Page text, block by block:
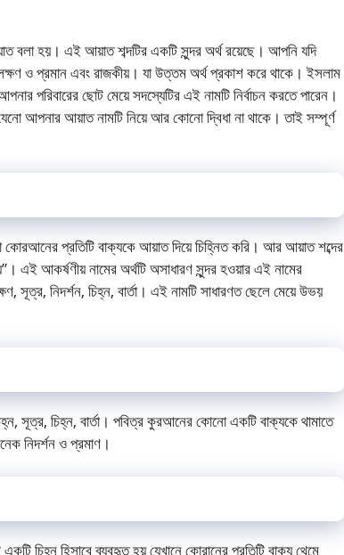
বলা হয়। এই আয়াত শব্দটির একটি সুন্দর অর্থ রয়েছে। আপনি যদি
ও প্রমান এবং রাজকীয়। যা উত্তম অর্থ প্রকাশ করে থাকে। ইসলাম
পরিবারের ছোট মেয়ে সদস্যেটির এই নামটি নির্বাচন করতে পারেন।
আপনার আয়াত নামটি নিয়ে আর কোনো দ্বিধা না থাকে। তাই সম্পূর্ণ
প্রতিটি বাক্যকে আয়াত দিয়ে চিহ্নিত করি। আর আয়াত শব্দের
এই আকর্ষণীয় নামের অর্থটি অসাধারণ সুন্দর হওয়ার এই নামের
সূত্র, নিদর্শন, চিহ্ন, বার্তা। এই নামটি সাধারণত ছেলে মেয়ে উভয়
সূত্র, চিহ্ন, বার্তা। পবিত্র কুরআনের কোনো একটি বাক্যকে থামাতে
নিদর্শন ও প্রমাণ।
চিহ্ন হিসাবে ব্যবহৃত হয় যেখানে কোরানের প্রতিটি বাক্য থেমে